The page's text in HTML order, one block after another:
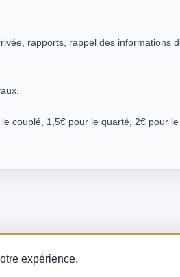
rapports, rappel des informations
couplé, 1,5€ pour le quarté, 2€ pour
avec méthode sur les
expérience.